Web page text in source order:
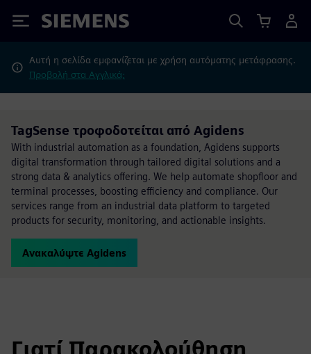
Siemens
Αυτή η σελίδα εμφανίζεται με χρήση αυτόματης μετάφρασης.
Προβολή στα Αγγλικά;
TagSense τροφοδοτείται από Agidens
With industrial automation as a foundation, Agidens supports
digital transformation through tailored digital solutions and a
strong data & analytics offering. We help automate shopfloor and
terminal processes, boosting efficiency and compliance. Our
services range from an industrial data platform to targeted
products for security, monitoring, and actionable insights.
Ανακαλύψτε Agidens